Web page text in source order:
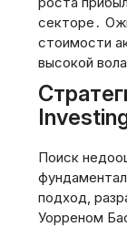
секторе․
стоимости
высокой
Поиск
подход,
Уорреном